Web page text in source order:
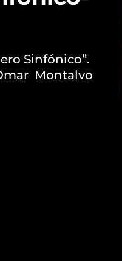
Sinfónico”.
Montalvo